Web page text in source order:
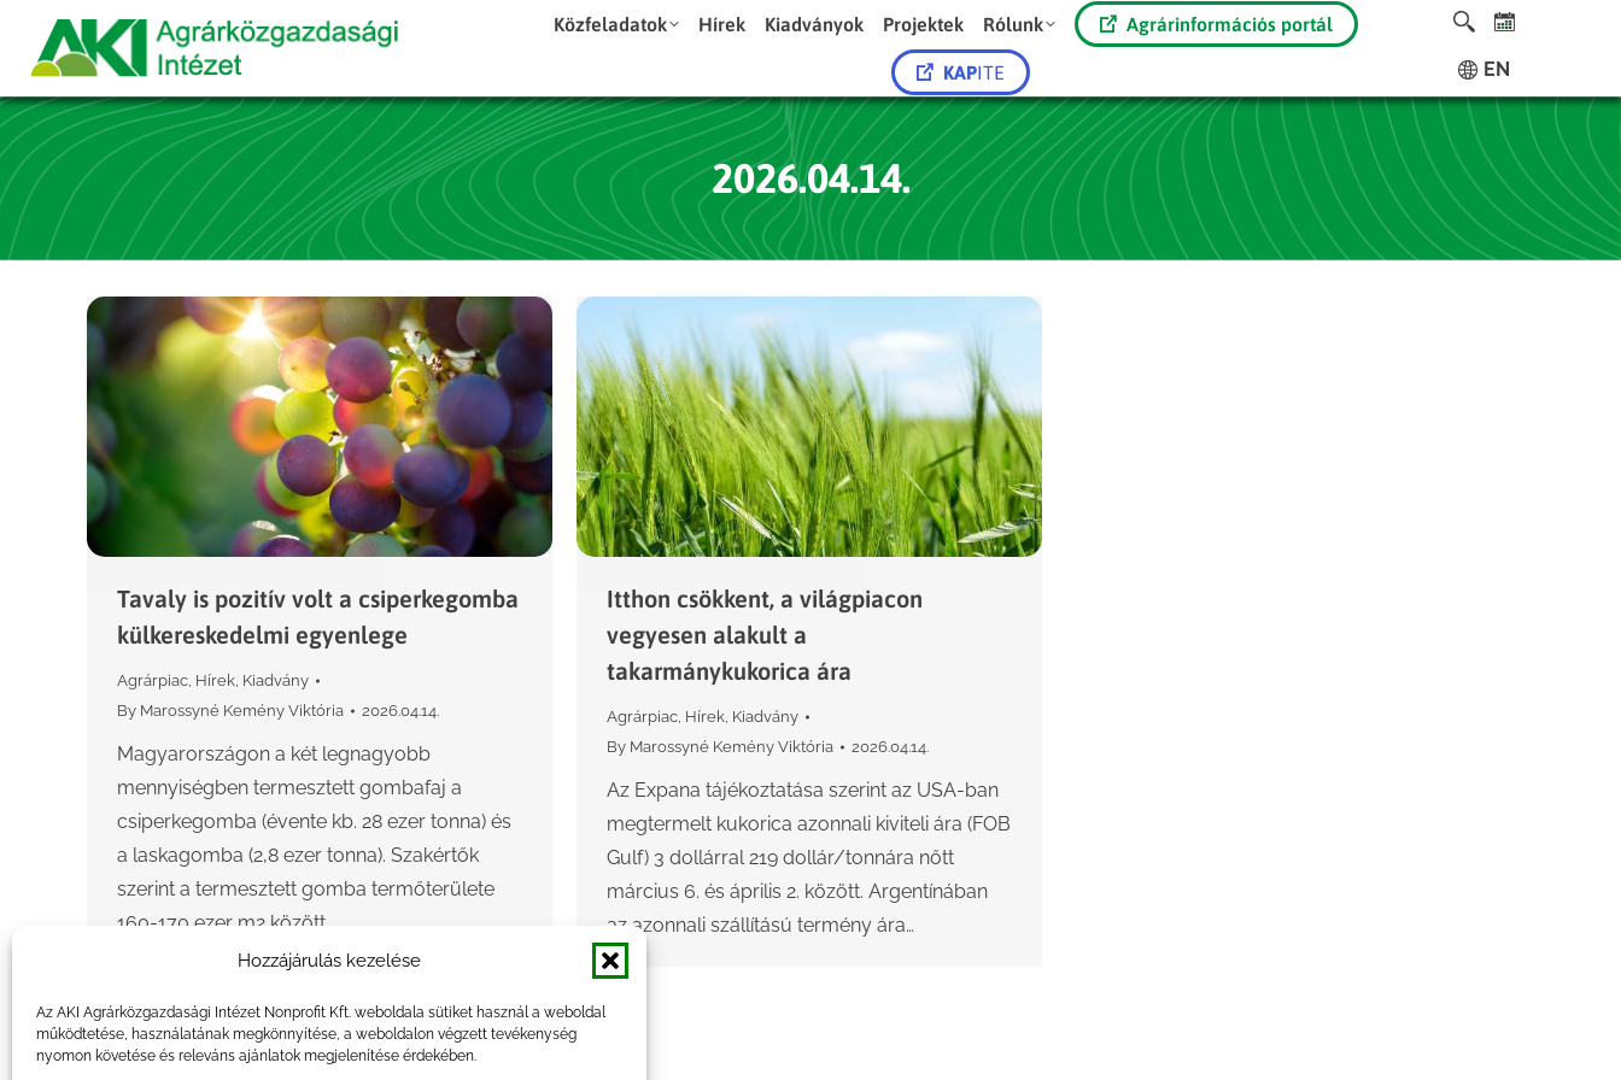
Hozzájárulás kezelése
Az AKI Agrárközgazdasági Intézet Nonprofit Kft. weboldala sütiket használ a weboldal
működtetése, használatának megkönnyítése, a weboldalon végzett tevékenység
nyomon követése és releváns ajánlatok megjelenítése érdekében.
Közfeladatok Hírek Kiadványok Projektek Rólunk Agrárinformációs portál
KAPITE EN
2026.04.14.
Tavaly is pozitív volt a csiperkegomba
külkereskedelmi egyenlege
Agrárpiac, Hírek, Kiadvány
By Marossyné Kemény Viktória 2026.04.14.
Magyarországon a két legnagyobb
mennyiségben termesztett gombafaj a
csiperkegomba (évente kb. 28 ezer tonna) és
a laskagomba (2,8 ezer tonna). Szakértők
szerint a termesztett gomba termőterülete
160-170 ezer m2 között…
Itthon csökkent, a világpiacon
vegyesen alakult a
takarmánykukorica ára
Agrárpiac, Hírek, Kiadvány
By Marossyné Kemény Viktória 2026.04.14.
Az Expana tájékoztatása szerint az USA-ban
megtermelt kukorica azonnali kiviteli ára (FOB
Gulf) 3 dollárral 219 dollár/tonnára nőtt
március 6. és április 2. között. Argentínában
az azonnali szállítású termény ára…